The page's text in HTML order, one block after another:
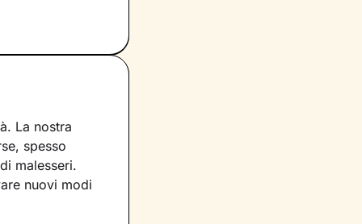
La nostra
spesso
malesseri.
nuovi modi